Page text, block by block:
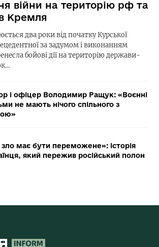
війни на територію рф та
Кремля
два роки від початку Курської
за задумом і виконанням
бойові дії на територію держави-
і офіцер Володимир Ращук: «Воєнні
не мають нічого спільного з
має бути переможене»: історія
який пережив російський полон